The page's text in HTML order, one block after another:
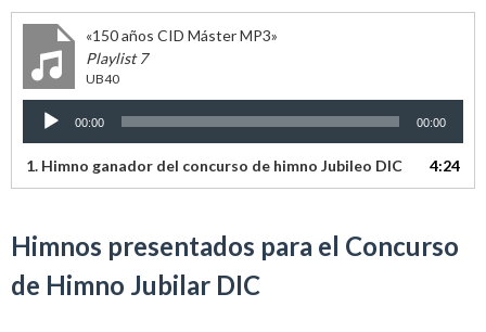
«150 años CID Máster MP3»
Playlist 7
UB40
00:00 00:00
1. Himno ganador del concurso de himno Jubileo DIC 4:24
Himnos presentados para el Concurso
de Himno Jubilar DIC